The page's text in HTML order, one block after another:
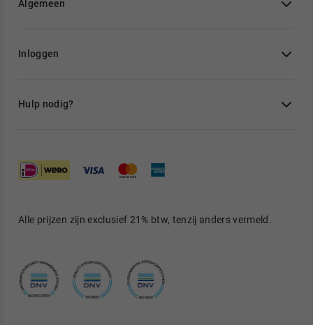
Algemeen
Inloggen
Hulp nodig?
Alle prijzen zijn exclusief 21% btw, tenzij anders vermeld.